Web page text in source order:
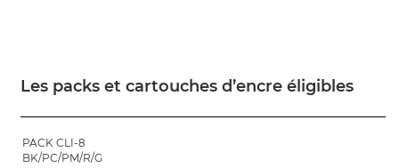
Les packs et cartouches d’encre éligibles
PACK CLI-8
BK/PC/PM/R/G